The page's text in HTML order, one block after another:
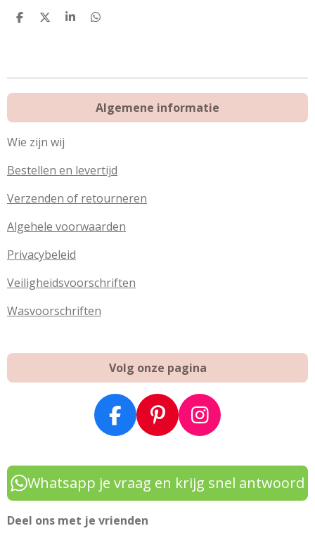
D
D
S
D
Algemene informatie
Wie zijn wij
Bestellen en levertijd
Verzenden of retourneren
Algehele voorwaarden
Privacybeleid
Veiligheidsvoorschriften
Wasvoorschriften
Volg onze pagina
F
a
c
e
b
o
P
i
n
t
e
I
n
s
t
a
Whatsapp je vraag en krijg snel antwoord
Deel ons met je vrienden